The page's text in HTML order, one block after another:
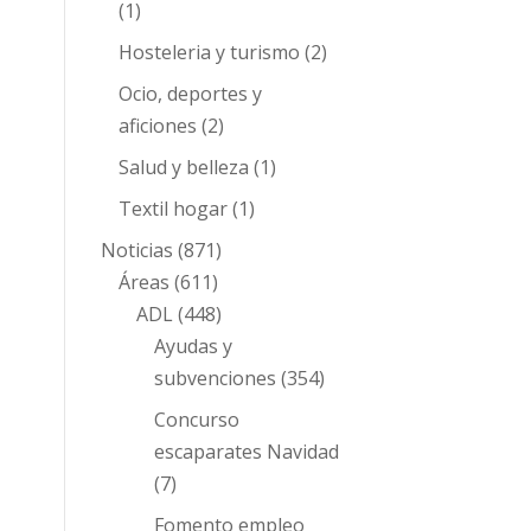
(1)
Hosteleria y turismo (2)
Ocio, deportes y
aficiones (2)
Salud y belleza (1)
Textil hogar(1)
Noticias (871)
Áreas (611)
ADL(448)
Ayudas y
subvenciones (354)
Concurso
escaparates Navidad
(7)
Fomento empleo